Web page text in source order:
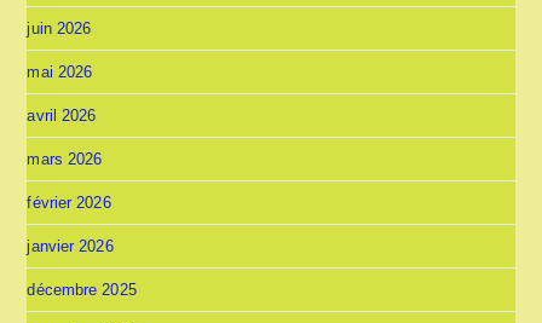
juin 2026
mai 2026
avril 2026
mars 2026
février 2026
janvier 2026
décembre 2025